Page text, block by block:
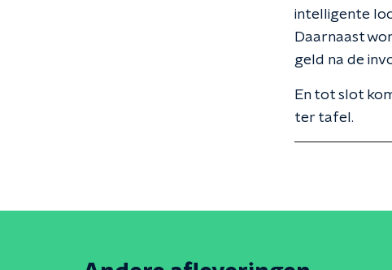
intelligente
Daarnaast
geld na de
En tot slot
ter tafel.